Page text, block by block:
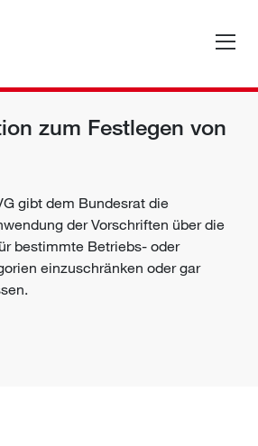
zum Festlegen von
gibt dem Bundesrat die
der Vorschriften über die
bestimmte Betriebs- oder
einzuschränken oder gar